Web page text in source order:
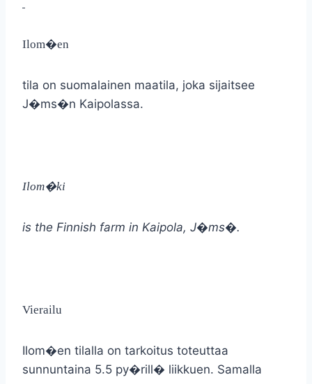
Ilom�en
tila on suomalainen maatila, joka sijaitsee
J�ms�n Kaipolassa.
Ilom�ki
is the Finnish farm in Kaipola, J�ms�.
Vierailu
Ilom�en tilalla on tarkoitus toteuttaa
sunnuntaina 5.5 py�rill� liikkuen. Samalla